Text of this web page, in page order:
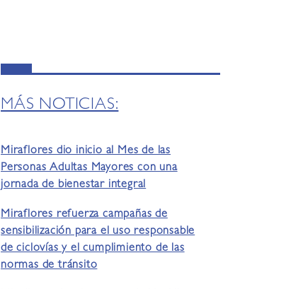
MÁS NOTICIAS:
Miraflores dio inicio al Mes de las
Personas Adultas Mayores con una
jornada de bienestar integral
Miraflores refuerza campañas de
sensibilización para el uso responsable
de ciclovías y el cumplimiento de las
normas de tránsito